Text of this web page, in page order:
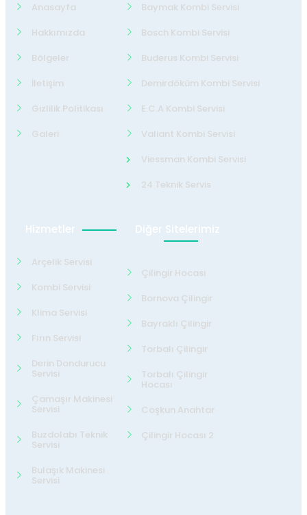
Anasayfa
Hakkımızda
Bölgeler
İletişim
Gizlilik Politikası
Galeri
Baymak Kombi Servisi
Bosch Kombi Servisi
Buderus Kombi Servisi
Demirdöküm Kombi Servisi
E.C.A Kombi Servisi
Valiant Kombi Servisi
Viessman Kombi Servisi
24 Teknik Servis
Hizmetler
Arçelik Servisi
Kombi Servisi
Klima Servisi
Fırın Servisi
Derin Dondurucu
Servisi
Çamaşır Makinesi
Servisi
Buzdolabı Teknik
Servisi
Bulaşık Makinesi
Servisi
Diğer Sitelerimiz
Çilingir Hocası
Bornova Çilingir
Bayraklı Çilingir
Torbalı Çilingir
Torbalı Çilingir
Hocası
Coşkun Anahtar
Çilingir Hocası 2